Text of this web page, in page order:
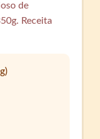
de
Receita